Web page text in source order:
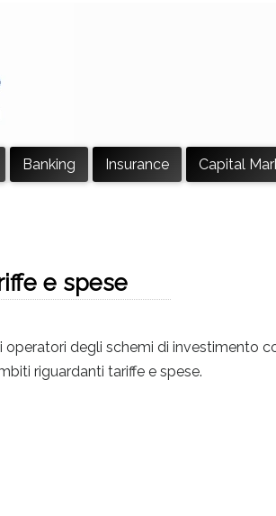
Banking Insurance Capital
e spese
operatori degli schemi di investimento
riguardanti tariffe e spese.